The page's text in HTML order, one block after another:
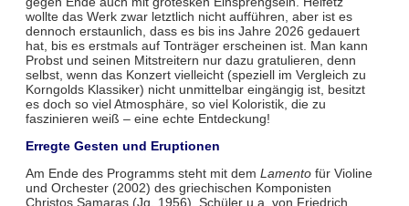
wollte das Werk zwar letztlich nicht aufführen, aber ist es
dennoch erstaunlich, dass es bis ins Jahre 2026 gedauert
hat, bis es erstmals auf Tonträger erscheinen ist. Man kann
Probst und seinen Mitstreitern nur dazu gratulieren, denn
selbst, wenn das Konzert vielleicht (speziell im Vergleich zu
Korngolds Klassiker) nicht unmittelbar eingängig ist, besitzt
es doch so viel Atmosphäre, so viel Koloristik, die zu
faszinieren weiß – eine echte Entdeckung!
Erregte Gesten und Eruptionen
Am Ende des Programms steht mit dem Lamentofür Violine
und Orchester (2002) des griechischen Komponisten
Christos Samaras (Jg. 1956), Schüler u.a. von Friedrich